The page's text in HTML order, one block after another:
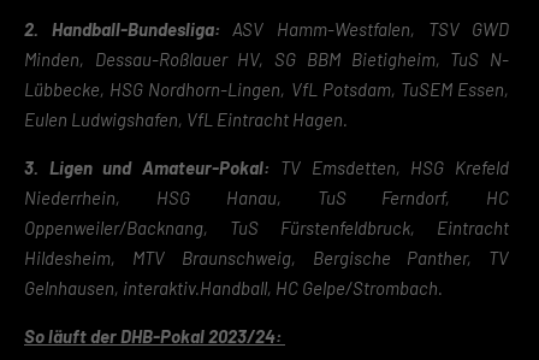
2. Handball-Bundesliga: ASV Hamm-Westfalen, TSV GWD
Minden, Dessau-Roßlauer HV, SG BBM Bietigheim, TuS N-
Lübbecke, HSG Nordhorn-Lingen, VfL Potsdam, TuSEM Essen,
Eulen Ludwigshafen, VfL Eintracht Hagen.
3. Ligen und Amateur-Pokal: TV Emsdetten, HSG Krefeld
Niederrhein, HSG Hanau, TuS Ferndorf, HC
Oppenweiler/Backnang, TuS Fürstenfeldbruck, Eintracht
Hildesheim, MTV Braunschweig, Bergische Panther, TV
Gelnhausen, interaktiv.Handball, HC Gelpe/Strombach.
So läuft der DHB-Pokal 2023/24: